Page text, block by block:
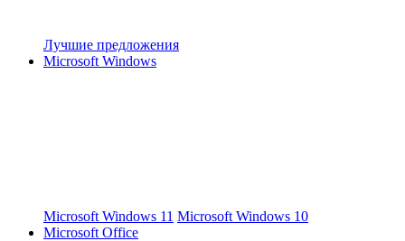
Лучшие предложения
Microsoft Windows
Microsoft Windows 11 Microsoft Windows 10
Microsoft Office